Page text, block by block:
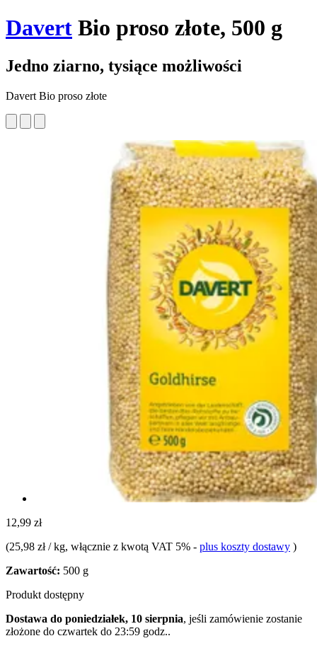
Davert Bio proso złote, 500 g
Jedno ziarno, tysiące możliwości
Davert Bio proso złote
12,99 zł
(25,98 zł / kg, włącznie z kwotą VAT 5% - plus koszty dostawy )
Zawartość: 500 g
Produkt dostępny
Dostawa do poniedziałek, 10 sierpnia, jeśli zamówienie zostanie
złożone do czwartek do 23:59 godz..